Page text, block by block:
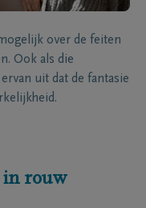
over de feiten
Ook als die
uit dat de fantasie
in rouw